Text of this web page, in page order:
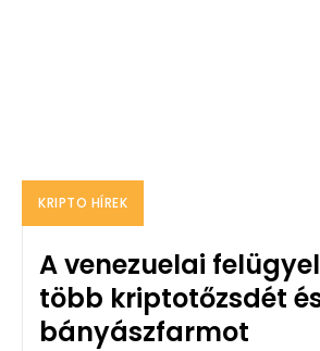
KRIPTO HÍREK
A venezuelai
több kriptotőzsdét
bányászfarmot